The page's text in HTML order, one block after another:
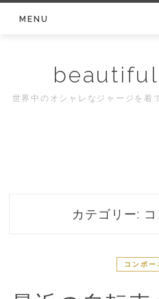
MENU
世界中のオシャレなジャージを着
カテゴリー:
コンポー